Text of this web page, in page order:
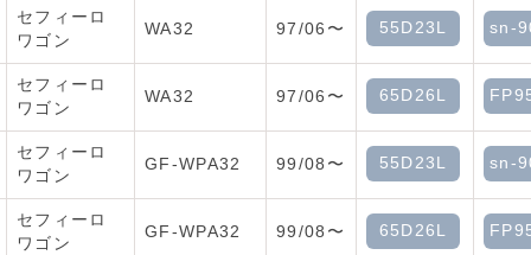
セフィーロ
ワゴン
WA32 97/06〜 55D23L sn-
セフィーロ
ワゴン
WA32 97/06〜 65D26L
セフィーロ
ワゴン
GF-WPA32 99/08〜 55D23L sn-
セフィーロ
ワゴン
GF-WPA32 99/08〜 65D26L